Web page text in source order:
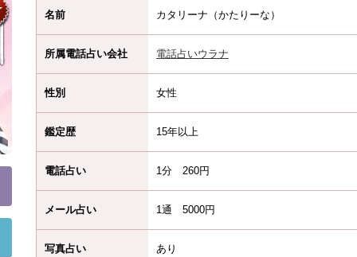
名前 カタリーナ（かたりーな）
所属電話占い会社 電話占いウラナ
性別 女性
鑑定歴 15年以上
電話占い 1分 260円
メール占い 1通 5000円
写真占い あり